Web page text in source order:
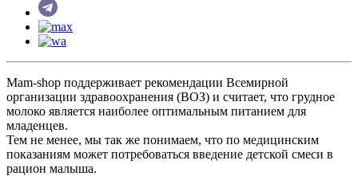
Mam-shop поддерживает рекомендации Всемирной
организации здравоохранения (ВОЗ) и считает, что грудное
молоко является наиболее оптимальным питанием для
младенцев.
Тем не менее, мы так же понимаем, что по медицинским
показаниям может потребоваться введение детской смеси в
рацион малыша.